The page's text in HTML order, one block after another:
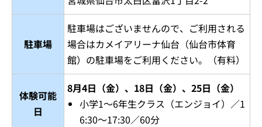
駐車場
駐車場はございませんので、ご利用される
場合はカメイアリーナ仙台（仙台市体育
館）の駐車場をご利用ください。（有料）
体験可能
日
8月4日（金）、18日（金）、25日（金）
小学1～6年生クラス（エンジョイ）／1
6:30～17:30／60分